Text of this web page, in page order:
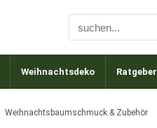
Weihnachtsdeko Ratgeber
Weihnachtsbaumschmuck & Zubehör